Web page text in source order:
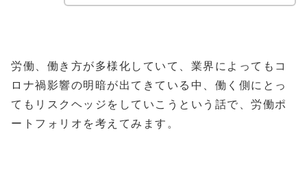
労働、働き方が多様化していて、業界によってもコ
ロナ禍影響の明暗が出てきている中、働く側にとっ
てもリスクヘッジをしていこうという話で、労働ポ
ートフォリオを考えてみます。